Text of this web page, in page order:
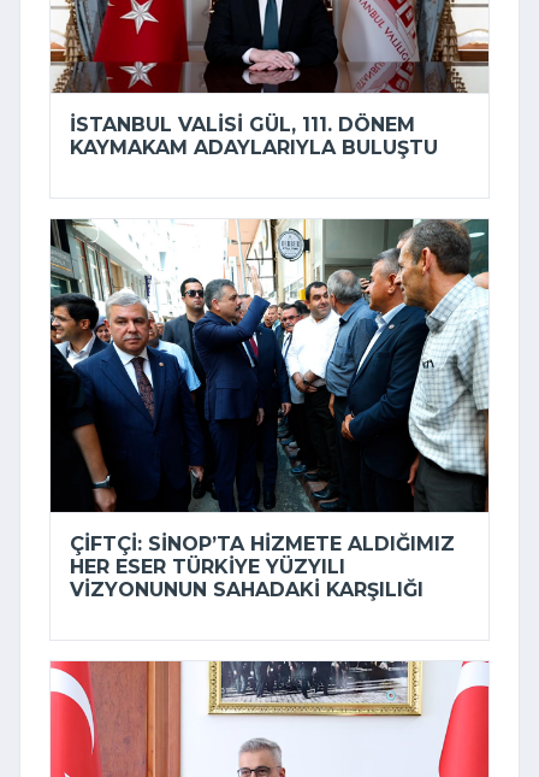
İSTANBUL VALISI GÜL, 111. DÖNEM
KAYMAKAM ADAYLARIYLA BULUŞTU
ÇIFTÇI: SINOP’TA HIZMETE ALDIĞIMIZ
HER ESER TÜRKIYE YÜZYILI
VIZYONUNUN SAHADAKI KARŞILIĞI